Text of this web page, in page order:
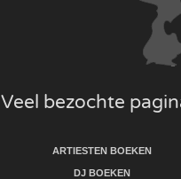
Veel bezochte
ARTIESTEN BOEKEN
DJ BOEKEN